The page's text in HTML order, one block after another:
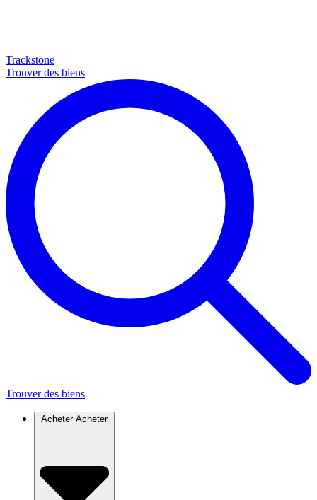
Trackstone
Trouver des biens
Trouver des biens
Acheter Acheter